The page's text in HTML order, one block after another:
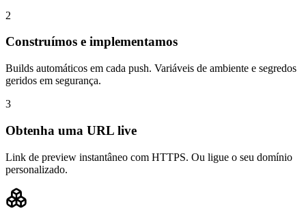
2
Construímos e implementamos
Builds automáticos em cada push. Variáveis de ambiente e segredos
geridos em segurança.
3
Obtenha uma URL live
Link de preview instantâneo com HTTPS. Ou ligue o seu domínio
personalizado.